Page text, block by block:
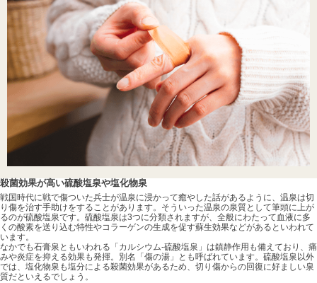
殺菌効果が高い硫酸塩泉や塩化物泉
戦国時代に戦で傷ついた兵士が温泉に浸かって癒やした話があるように、温泉は切
り傷を治す手助けをすることがあります。そういった温泉の泉質として筆頭に上が
るのが硫酸塩泉です。硫酸塩泉は3つに分類されますが、全般にわたって血液に多
くの酸素を送り込む特性やコラーゲンの生成を促す蘇生効果などがあるといわれて
います。
なかでも石膏泉ともいわれる「カルシウム-硫酸塩泉」は鎮静作用も備えており、痛
みや炎症を抑える効果も発揮。別名「傷の湯」とも呼ばれています。硫酸塩泉以外
では、塩化物泉も塩分による殺菌効果があるため、切り傷からの回復に好ましい泉
質だといえるでしょう。